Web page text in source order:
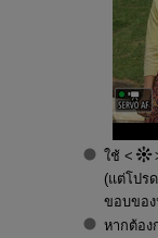
ใช้
(แต่โปร
ขอบของ
หากต้อง